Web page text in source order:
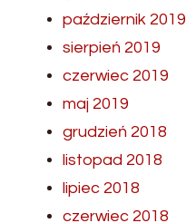
październik 2019
sierpień 2019
czerwiec 2019
maj 2019
grudzień 2018
listopad 2018
lipiec 2018
czerwiec 2018